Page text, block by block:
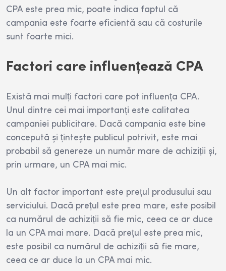
CPA este prea mic, poate indica faptul că
campania este foarte eficientă sau că costurile
sunt foarte mici.
Factori care influențează CPA
Există mai mulți factori care pot influența CPA.
Unul dintre cei mai importanți este calitatea
campaniei publicitare. Dacă campania este bine
concepută și țintește publicul potrivit, este mai
probabil să genereze un număr mare de achiziții și,
prin urmare, un CPA mai mic.
Un alt factor important este prețul produsului sau
serviciului. Dacă prețul este prea mare, este posibil
ca numărul de achiziții să fie mic, ceea ce ar duce
la un CPA mai mare. Dacă prețul este prea mic,
este posibil ca numărul de achiziții să fie mare,
ceea ce ar duce la un CPA mai mic.